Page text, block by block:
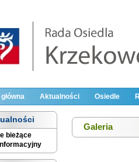
Aktualności Osiedle
bieżące
Galeria